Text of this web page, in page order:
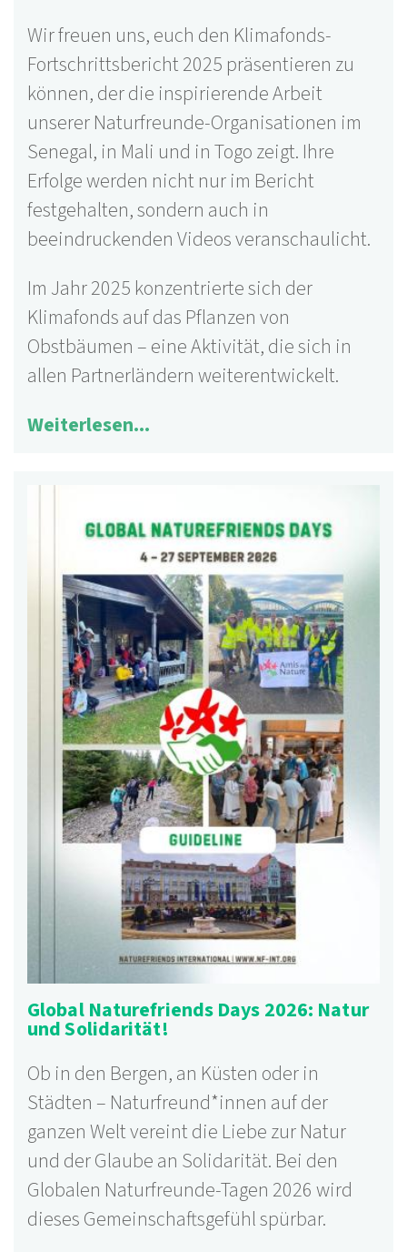
125 Aktivitäten
Mehr erfahren...
Wir freuen uns, euch den Klimafonds-
Fortschrittsbericht 2025 präsentieren zu
können, der die inspirierende Arbeit
unserer Naturfreunde-Organisationen im
Senegal, in Mali und in Togo zeigt. Ihre
Erfolge werden nicht nur im Bericht
festgehalten, sondern auch in
beeindruckenden Videos veranschaulicht.
Im Jahr 2025 konzentrierte sich der
Klimafonds auf das Pflanzen von
Obstbäumen – eine Aktivität, die sich in
allen Partnerländern weiterentwickelt.
Weiterlesen...
Global Naturefriends Days 2026: Natur
und Solidarität!
Ob in den Bergen, an Küsten oder in
Städten – Naturfreund*innen auf der
ganzen Welt vereint die Liebe zur Natur
und der Glaube an Solidarität. Bei den
Globalen Naturfreunde-Tagen 2026 wird
dieses Gemeinschaftsgefühl spürbar.